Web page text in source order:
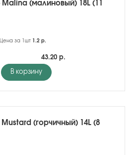
Malina (малиновый) 18L (11
Цена за 1шт 1.2 р.
43.20 р.
В корзину
Mustard (горчичный) 14L (8